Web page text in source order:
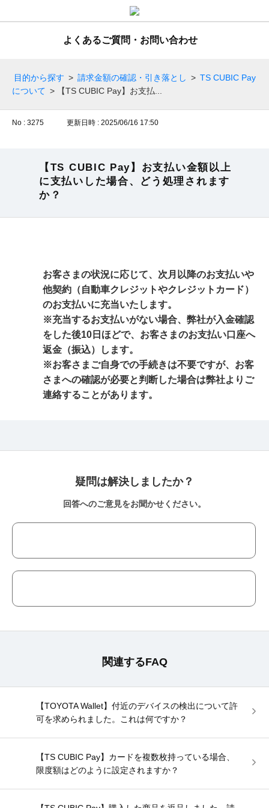
よくあるご質問・お問い合わせ
目的から探す > 請求金額の確認・引き落とし > TS CUBIC Pay
について > 【TS CUBIC Pay】お支払...
No : 3275 更新日時 : 2025/06/16 17:50
【TS CUBIC Pay】お支払い金額以上
に支払いした場合、どう処理されます
か？
お客さまの状況に応じて、次月以降のお支払いや
他契約（自動車クレジットやクレジットカード）
のお支払いに充当いたします。
※充当するお支払いがない場合、弊社が入金確認
をした後10日ほどで、お客さまのお支払い口座へ
返金（振込）します。
※お客さまご自身での手続きは不要ですが、お客
さまへの確認が必要と判断した場合は弊社よりご
連絡することがあります。
疑問は解決しましたか？
回答へのご意見をお聞かせください。
関連するFAQ
【TOYOTA Wallet】付近のデバイスの検出について許
可を求められました。これは何ですか？
【TS CUBIC Pay】カードを複数枚持っている場合、
限度額はどのように設定されますか？